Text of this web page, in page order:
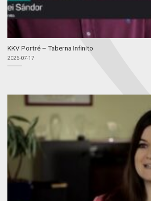
KKV Portré – Taberna Infinito
2026-07-17